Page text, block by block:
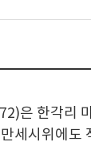
은 한각리
세시위에도